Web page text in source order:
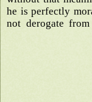
he is perfectly
not derogate